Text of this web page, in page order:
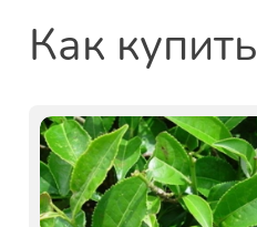
Как купить